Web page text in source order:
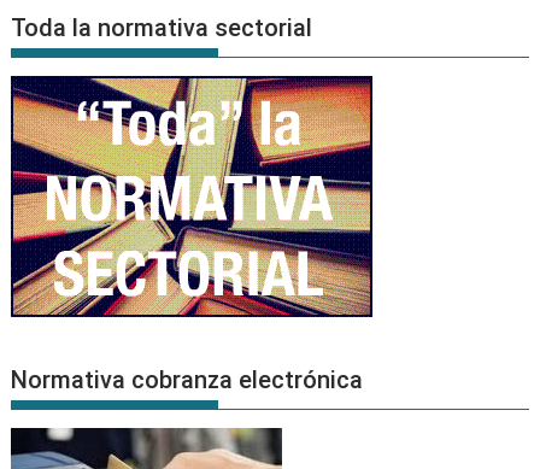
Noticias
Toda la normativa sectorial
Normativa cobranza electrónica